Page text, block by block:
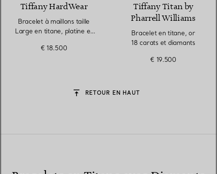
Tiffany HardWear
Bracelet à maillons taille
Large en titane, platine et
€ 18.500
Tiffany Titan by
Pharrell Williams
Bracelet en titane, or
18 carats et diamants
€ 19.500
RETOUR EN HAUT